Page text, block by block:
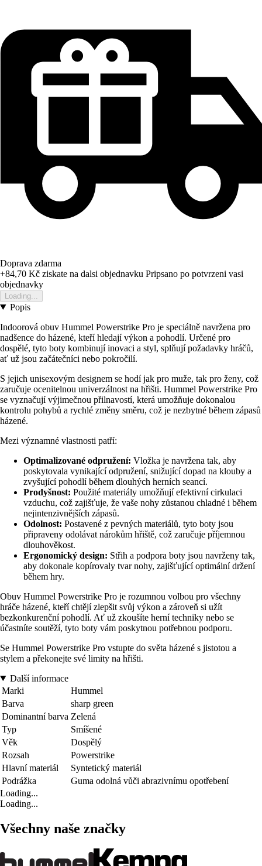
Doprava zdarma
+84,70 Kč ziskate na dalsi objednavku Pripsano po potvrzeni vasi
objednavky
Loading...
Popis
Indoorová obuv Hummel Powerstrike Pro je speciálně navržena pro
nadšence do házené, kteří hledají výkon a pohodlí. Určené pro
dospělé, tyto boty kombinují inovaci a styl, splňují požadavky hráčů,
ať už jsou začátečníci nebo pokročilí.
S jejich unisexovým designem se hodí jak pro muže, tak pro ženy, což
zaručuje ocenitelnou univerzálnost na hřišti. Hummel Powerstrike Pro
se vyznačují výjimečnou přilnavostí, která umožňuje dokonalou
kontrolu pohybů a rychlé změny směru, což je nezbytné během zápasů
házené.
Mezi významné vlastnosti patří:
Optimalizované odpružení: Vložka je navržena tak, aby
poskytovala vynikající odpružení, snižující dopad na klouby a
zvyšující pohodlí během dlouhých herních seancí.
Prodyšnost: Použité materiály umožňují efektivní cirkulaci
vzduchu, což zajišťuje, že vaše nohy zůstanou chladné i během
nejintenzivnějších zápasů.
Odolnost: Postavené z pevných materiálů, tyto boty jsou
připraveny odolávat nárokům hřiště, což zaručuje příjemnou
dlouhověkost.
Ergonomický design: Střih a podpora boty jsou navrženy tak,
aby dokonale kopírovaly tvar nohy, zajišťující optimální držení
během hry.
Obuv Hummel Powerstrike Pro je rozumnou volbou pro všechny
hráče házené, kteří chtějí zlepšit svůj výkon a zároveň si užít
bezkonkurenční pohodlí. Ať už zkoušíte herní techniky nebo se
účastníte soutěží, tyto boty vám poskytnou potřebnou podporu.
Se Hummel Powerstrike Pro vstupte do světa házené s jistotou a
stylem a překonejte své limity na hřišti.
Další informace
Marki
Hummel
Barva
sharp green
Dominantní barva Zelená
Typ
Smíšené
Věk
Dospělý
Rozsah
Powerstrike
Hlavní materiál
Syntetický materiál
Podrážka
Guma odolná vůči abrazivnímu opotřebení
Loading...
Loading...
Všechny naše značky